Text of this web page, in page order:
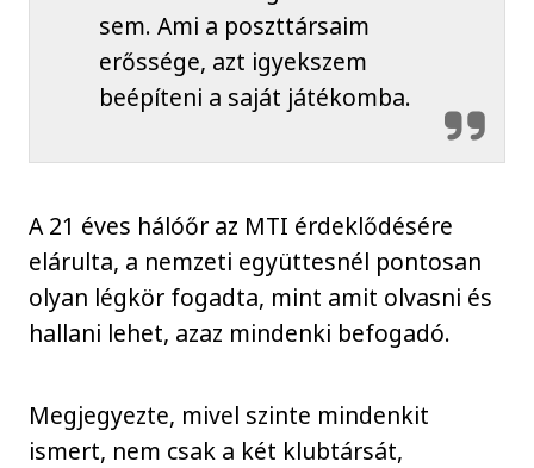
sem. Ami a poszttársaim
erőssége, azt igyekszem
beépíteni a saját játékomba.
A 21 éves hálóőr az MTI érdeklődésére
elárulta, a nemzeti együttesnél pontosan
olyan légkör fogadta, mint amit olvasni és
hallani lehet, azaz mindenki befogadó.
Megjegyezte, mivel szinte mindenkit
ismert, nem csak a két klubtársát,